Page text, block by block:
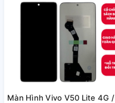
Màn Hình Vivo V50 Lite 4G /